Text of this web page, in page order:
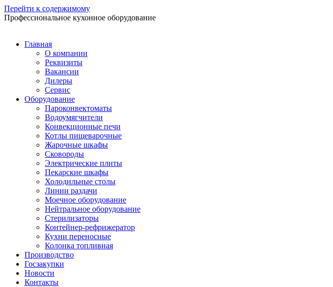
Перейти к содержимому
Профессиональное кухонное оборудование
Главная
О компании
Реквизиты
Вакансии
Дилеры
Сервис
Оборудование
Пароконвектоматы
Водоумягчители
Конвекционные печи
Котлы пищеварочные
Жарочные шкафы
Сковороды
Электрические плиты
Пекарские шкафы
Холодильные столы
Линии раздачи
Моечное оборудование
Нейтральное оборудование
Стерилизаторы
Контейнер-рефрижератор
Кухни переносные
Колонка топливная
Производство
Госзакупки
Новости
Контакты